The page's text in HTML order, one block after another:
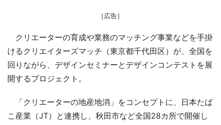
［広告］
クリエーターの育成や業務のマッチング事業などを手掛
けるクリエイターズマッチ（東京都千代田区）が、全国を
回りながら、デザインセミナーとデザインコンテストを展
開するプロジェクト。
「クリエーターの地産地消」をコンセプトに、日本たば
こ産業（JT）と連携し、秋田市など全国28カ所で開催し